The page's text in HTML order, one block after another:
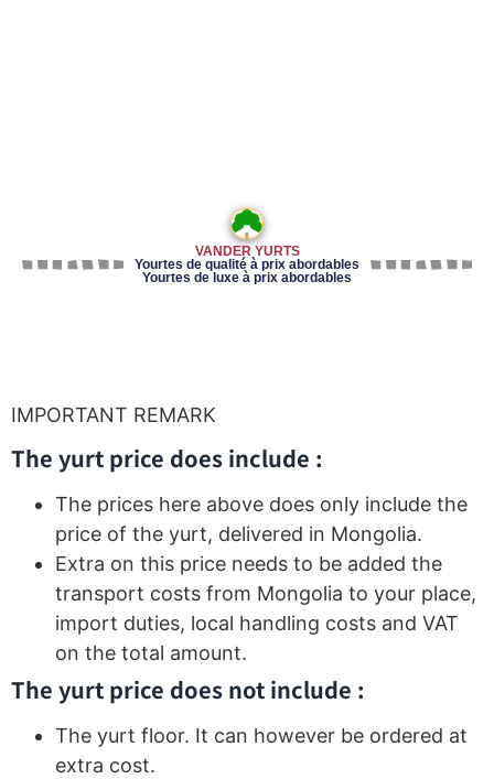
VANDER YURTS
Yourtes de qualité à prix abordables
Yourtes de luxe à prix abordables
IMPORTANT REMARK
The yurt price does include :
The prices here above does only include the
price of the yurt, delivered in Mongolia.
Extra on this price needs to be added the
transport costs from Mongolia to your place,
import duties, local handling costs and VAT
on the total amount.
The yurt price does not include :
The yurt floor. It can however be ordered at
extra cost.